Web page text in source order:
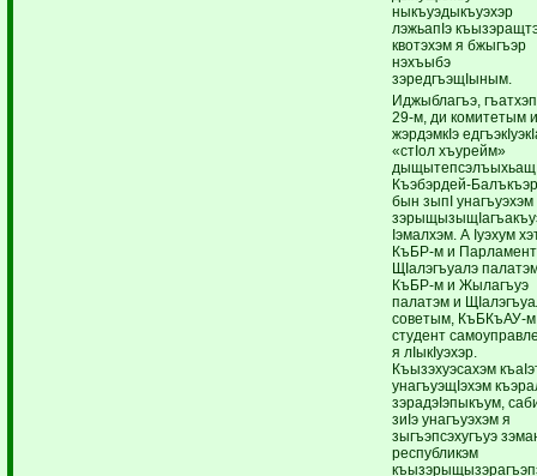
ныкъуэдыкъуэхэр
лэжьапIэ
квотэхэм я бжыгъэр
нэхъыбэ
зэредгъэщIыным.
Иджыблагъэ,
29-м, ди комитетым
жэрдэмкIэ
«стIол хъурейм»
дыщытепсэлъыхьащ
Къэбэрдей-
бын зыпI унагъуэхэм
Iэмалхэм. А Iуэхум
КъБР-м и
ЩIалэгъуалэ
КъБР-м и Жылагъуэ
палатэм и
советым, КъБКъАУ-
студент
я лIыкIуэхэр.
Къызэхуэсахэм
унагъуэщIэхэм
зэрадэIэпыкъум,
зиIэ унагъуэхэм я
зыгъэпсэхугъуэ
республикэм